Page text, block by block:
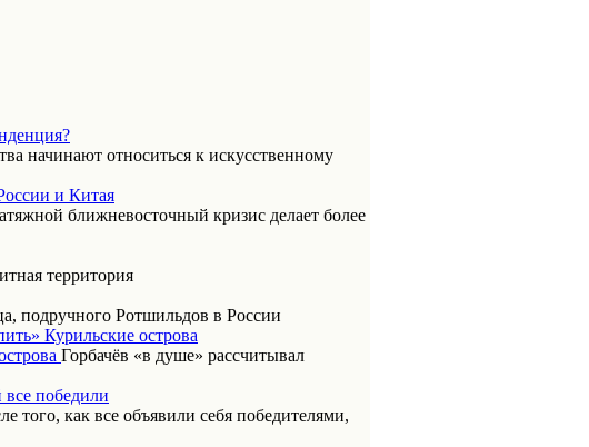
начинают относиться к искусственному
и Китая
ближневосточный кризис делает более
территория
подручного Ротшильдов в России
Курильские острова
Горбачёв «в душе» рассчитывал
все победили
того, как все объявили себя победителями,